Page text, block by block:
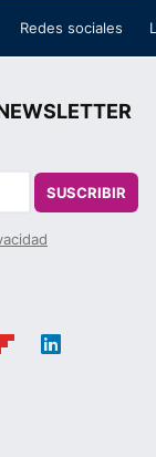
Redes sociales
SUSCRIBIR